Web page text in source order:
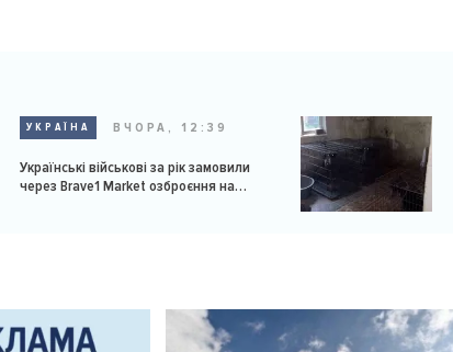
УКРАЇНА ВЧОРА, 12:39
Українські військові за рік замовили
через Brave1 Market озброєння на